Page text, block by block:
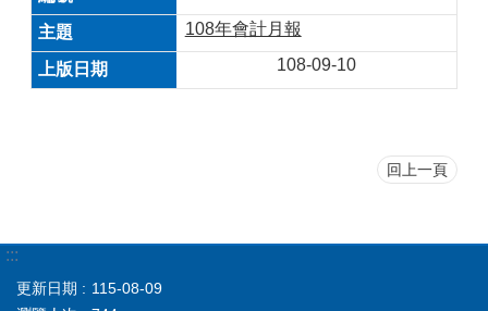
108年會計月報
108-09-10
回上一頁
:::
更新日期
115-08-09